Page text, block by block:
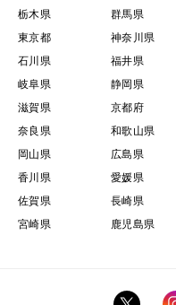
栃木県
群馬県
東京都
神奈川県
石川県
福井県
岐阜県
静岡県
滋賀県
京都府
奈良県
和歌山県
岡山県
広島県
香川県
愛媛県
佐賀県
長崎県
宮崎県
鹿児島県